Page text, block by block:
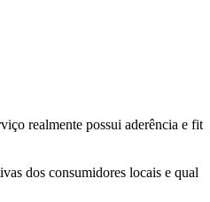
realmente possui aderência e fit
dos consumidores locais e qual